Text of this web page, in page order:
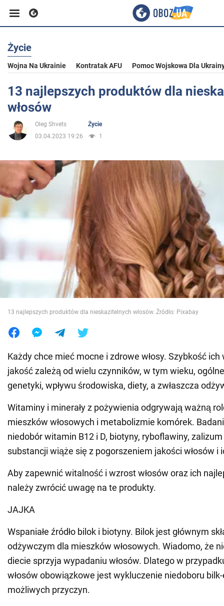
Biznes
Sport
Polityka
Społeczeństwo
Wojna na Ukrainie
Świat
Jedzenie
Życie
Wojna Na Ukrainie Kontratak AFU Pomoc Wojskowa Dla
13 najlepszych produktów dla
włosów
Oleg Shvets
Życie
03.04.2023 19:26
1
13 najlepszych produktów dla nieskazitelnych włosów. Źródło: Pixabay
Każdy chce mieć mocne i zdrowe włosy. Szybkość
jakość zależą od wielu czynników, w tym wieku,
genetyki, wpływu środowiska, diety, a zwłaszcza
Witaminy i minerały z pożywienia odgrywają ważną
mieszków włosowych i metabolizmie komórek.
niedobór witamin B12 i D, biotyny, ryboflawiny,
substancji wiąże się z pogorszeniem jakości włosów i
Aby zapewnić witalność i wzrost włosów oraz ich
należy zwrócić uwagę na te produkty.
JAJKA
Wspaniałe źródło bilok i biotyny. Bilok jest głównym
odżywczym dla mieszków włosowych. Wiadomo, że
diecie sprzyja wypadaniu włosów. Dlatego w
włosów obowiązkowe jest wykluczenie niedoboru
możliwych przyczyn.